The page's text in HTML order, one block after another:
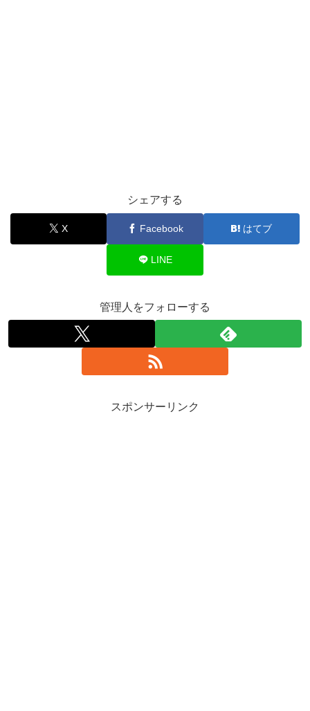
シェアする
X Facebook はてブ
LINE
管理人をフォローする
スポンサーリンク